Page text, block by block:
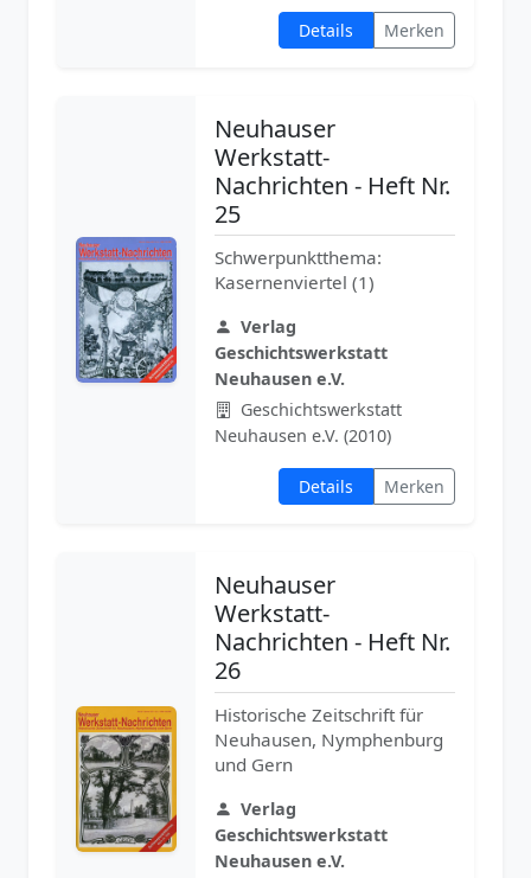
Details Merken
Neuhauser
Werkstatt-
Nachrichten - Heft Nr.
25
Schwerpunktthema:
Kasernenviertel (1)
Verlag
Geschichtswerkstatt
Neuhausen e.V.
Geschichtswerkstatt
Neuhausen e.V. (2010)
Details Merken
Neuhauser
Werkstatt-
Nachrichten - Heft Nr.
26
Historische Zeitschrift für
Neuhausen, Nymphenburg
und Gern
Verlag
Geschichtswerkstatt
Neuhausen e.V.